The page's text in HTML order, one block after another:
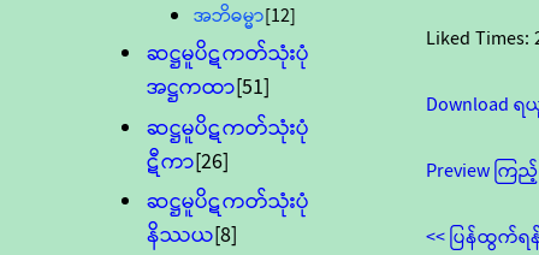
အဘိဓမ္မာ[12]
ဆဋ္ဌမူပိဋကတ်သုံးပုံ
အဋ္ဌကထာ[51]
ဆဋ္ဌမူပိဋကတ်သုံးပုံ
ဋီကာ[26]
ဆဋ္ဌမူပိဋကတ်သုံးပုံ
နိဿယ[8]
Liked Times:
Download
Preview ကြ
<< ပြန်ထွက်ရ